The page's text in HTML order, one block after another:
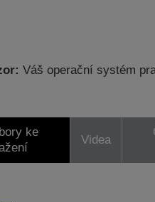
Váš operační systém
ke
Videa